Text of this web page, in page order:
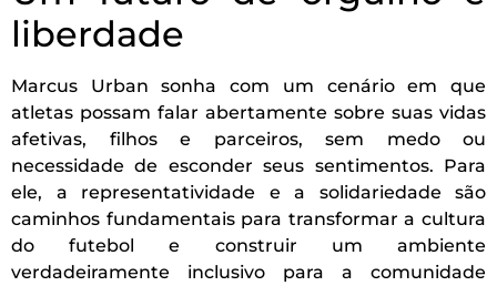
liberdade
Marcus Urban sonha com um cenário em que
atletas possam falar abertamente sobre suas vidas
afetivas, filhos e parceiros, sem medo ou
necessidade de esconder seus sentimentos. Para
ele, a representatividade e a solidariedade são
caminhos fundamentais para transformar a cultura
do futebol e construir um ambiente
verdadeiramente inclusivo para a comunidade